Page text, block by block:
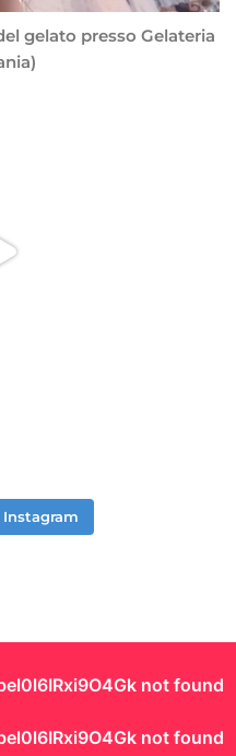
Instagram
not found
not found